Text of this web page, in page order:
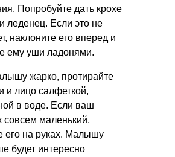
Попробуйте дать крохе
леденец. Если это не
наклоните его вперед и
ему уши ладонями.
жарко, протирайте
и лицо салфеткой,
в воде. Если ваш
совсем маленький,
его на руках. Малышу
будет интересно